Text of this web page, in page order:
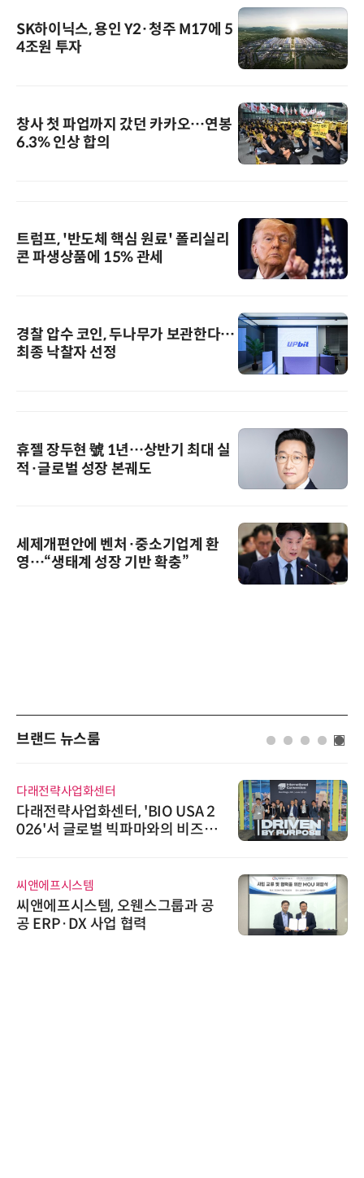
SK하이닉스, 용인 Y2·청주 M17에 5
4조원 투자
창사 첫 파업까지 갔던 카카오…연봉
6.3% 인상 합의
트럼프, '반도체 핵심 원료' 폴리실리
콘 파생상품에 15% 관세
경찰 압수 코인, 두나무가 보관한다…
최종 낙찰자 선정
휴젤 장두현 號 1년…상반기 최대 실
적·글로벌 성장 본궤도
세제개편안에 벤처·중소기업계 환
영…“생태계 성장 기반 확충”
브랜드 뉴스룸
시큐어링크
시큐어링크, 중소기업기술정보진
흥원 AI 초격차 R&D 사업 최종 선
한국태양유전
태양유전, '안전·환경 보고서 202
6' 발간…2030년 SBT 수준 온실